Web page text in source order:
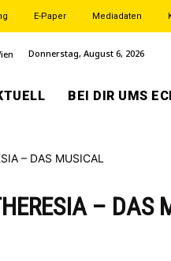
E-Paper Mediadaten
Donnerstag, August 6, 2026
BEI DIR UMS
– DAS